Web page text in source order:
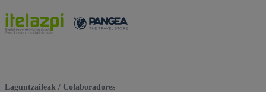
Laguntzaileak / Colaboradores